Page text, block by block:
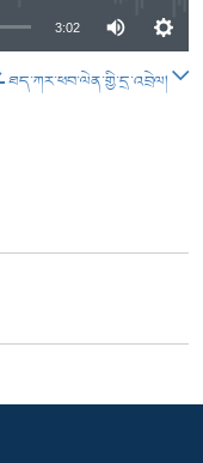
3:02
ཐད་ཀར་ཕབ་ལེན་གྱི་དྲ་འབྲེལ།